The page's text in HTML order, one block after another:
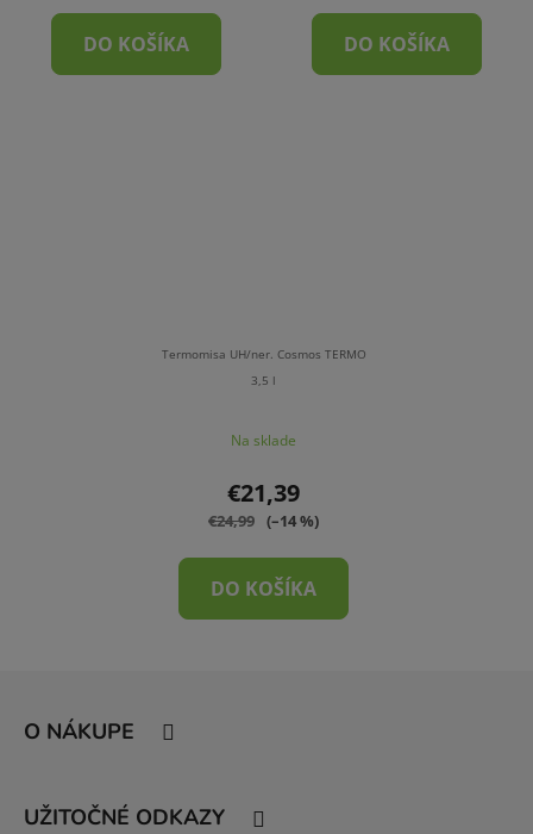
4,0
DO KOŠÍKA DO KOŠÍKA
Termomisa UH/ner. Cosmos TERMO
3,5 l
Na sklade
€21,39
€24,99 (–14 %)
DO KOŠÍKA
O NÁKUPE
UŽITOČNÉ ODKAZY